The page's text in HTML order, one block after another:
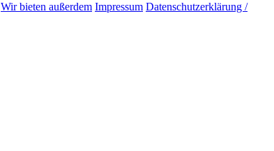
Wir bieten außerdem Impressum Datenschutzerklärung /